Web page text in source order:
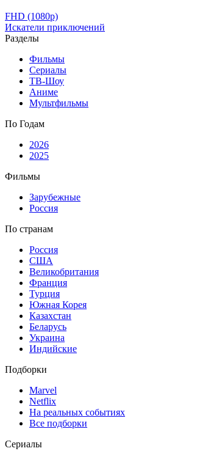
FHD (1080p)
Искатели приключений
Разделы
Фильмы
Сериалы
ТВ-Шоу
Аниме
Мультфильмы
По Годам
2026
2025
Фильмы
Зарубежные
Россия
По странам
Россия
США
Великобритания
Франция
Турция
Южная Корея
Казахстан
Беларусь
Украина
Индийские
Подборки
Marvel
Netflix
На реальных событиях
Все подборки
Сериалы